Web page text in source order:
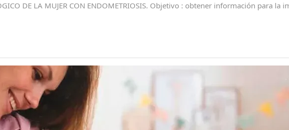
DE LA MUJER CON ENDOMETRIOSIS. Objetivo : obtener información para la